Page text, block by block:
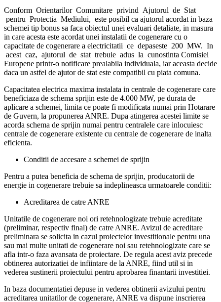
Conform Orientarilor Comunitare privind Ajutorul de Stat
pentru Protectia Mediului, este posibil ca ajutorul acordat in baza
schemei tip bonus sa faca obiectul unei evaluari detaliate, in masura
in care acesta este acordat unei instalatii de cogenerare cu o
capacitate de cogenerare a electricitatii ce depaseste 200 MW. In
acest caz, ajutorul de stat trebuie adus la cunostinta Comisiei
Europene printr-o notificare prealabila individuala, iar aceasta decide
daca un astfel de ajutor de stat este compatibil cu piata comuna.
Capacitatea electrica maxima instalata in centrale de cogenerare care
beneficiaza de schema sprijin este de 4.000 MW, pe durata de
aplicare a schemei, limita ce poate fi modificata numai prin Hotarare
de Guvern, la propunerea ANRE. Dupa atingerea acestei limite se
acorda schema de sprijin numai pentru centralele care inlocuiesc
centrale de cogenerare existente cu centrale de cogenerare de inalta
eficienta.
Conditii de accesare a schemei de sprijin
Pentru a putea beneficia de schema de sprijin, producatorii de
energie in cogenerare trebuie sa indeplineasca urmatoarele conditii:
Acreditarea de catre ANRE
Unitatile de cogenerare noi ori retehnologizate trebuie acreditate
(preliminar, respectiv final) de catre ANRE. Avizul de acreditare
preliminara se solicita in cazul proiectelor investitionale pentru una
sau mai multe unitati de cogenerare noi sau retehnologizate care se
afla intr-o faza avansata de proiectare. De regula acest aviz precede
obtinerea autorizatiei de infiintare de la ANRE, fiind util si in
vederea sustinerii proiectului pentru aprobarea finantarii investitiei.
In baza documentatiei depuse in vederea obtinerii avizului pentru
acreditarea unitatilor de cogenerare, ANRE va dispune inscrierea